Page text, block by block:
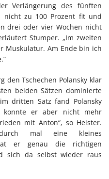
Verlängerung des fünften
nicht zu 100 Prozent fit und
drei oder vier Wochen nicht
Stumper. „Im zweiten
Muskulatur. Am Ende bin ich
den Tschechen Polansky klar
beiden Sätzen dominierte
dritten Satz fand Polansky
konnte er aber nicht mehr
mit Anton“, so Heister.
mal eine kleines
er genau die richtigen
sich da selbst wieder raus